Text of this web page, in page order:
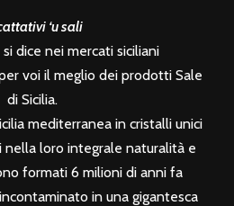
‘u sali
si dice nei mercati siciliani
voi il meglio dei prodotti Sale
di Sicilia.
mediterranea in cristalli unici
nella loro integrale naturalità e
formati 6 milioni di anni fa
in una gigantesca